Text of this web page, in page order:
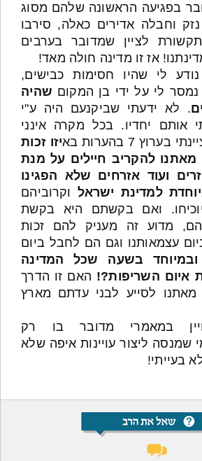
בפגיעה הראשונה שלהם מסוג
וחבלה אדירים כאלה, סירבו
לציין שמדובר בערבים
אז זו מדינה חולה מאד!
לי שהיו חסימות כבישים,
לי על ידי בן המקום שהיה
. לא ידעתי שביקנעם היה ע"י
אותם יחדיו. בכל מקרה אינני
7 בהערות בא
יזו זכות
מאתנו להקריב חיילים על מנת
ועוד אזרחים שלא הפגינו
למדינת ישראל וקרוביהם
ואם בקשתם היא בקשת
מדוע זה מעניק להם זכות
עצמאותנו וגם הם לחבל ביום
ובמיוחד בשעה שכל המדינה
איום השריפות?! האם זו הדרך
לסייע לבני עדתם מארץ
במאמרי מדובר בו רק
שמנסה ליצור עויינות איפה שלא
בעייתי!